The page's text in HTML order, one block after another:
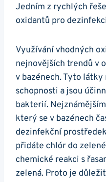
Jedním z rychlých
oxidantů pro
Využívání vhodných
nejnovějších trendů v
v bazénech. Tyto
schopnosti a jsou
bakterií.
který se v bazénech
dezinfekční
přidáte chlór do
chemické reakci s
zelená. Proto je